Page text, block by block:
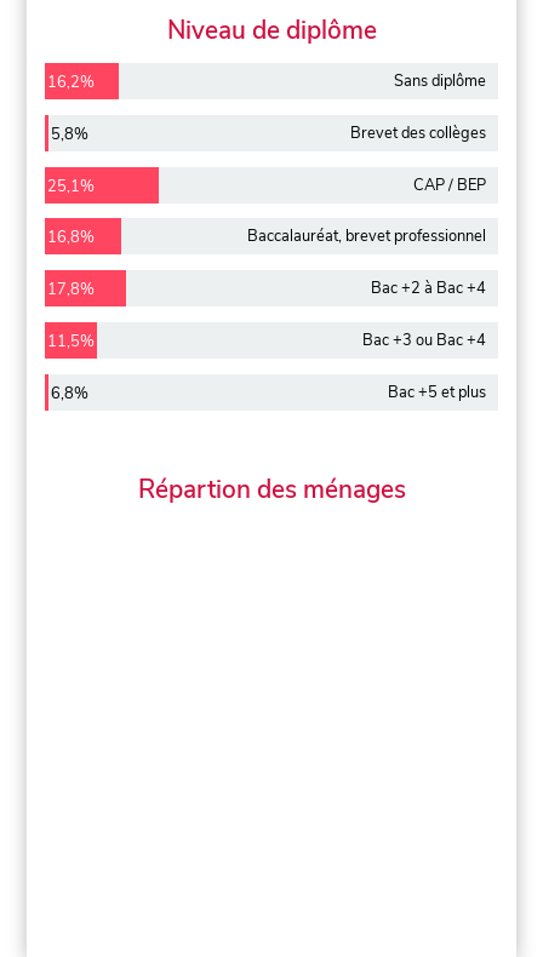
Niveau de diplôme
16,2% Sans diplôme
5,8% Brevet des collèges
25,1% CAP / BEP
16,8% Baccalauréat, brevet professionnel
17,8% Bac +2 à Bac +4
11,5% Bac +3 ou Bac +4
6,8% Bac +5 et plus
Répartion des ménages